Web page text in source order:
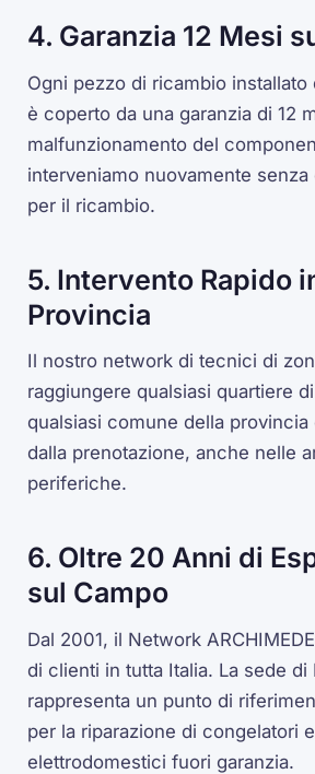
4. Garanzia 12 Mesi
Ogni pezzo di ricambio installato
è coperto da una garanzia di 12
malfunzionamento del
interveniamo nuovamente
per il ricambio.
5. Intervento Rapido
Provincia
Il nostro network di tecnici di
raggiungere qualsiasi quartiere
qualsiasi comune della
dalla prenotazione, anche nelle
periferiche.
6. Oltre 20 Anni di
sul Campo
Dal 2001, il Network
di clienti in tutta Italia. La sede di
rappresenta un punto di
per la riparazione di congelatori
elettrodomestici fuori garanzia.